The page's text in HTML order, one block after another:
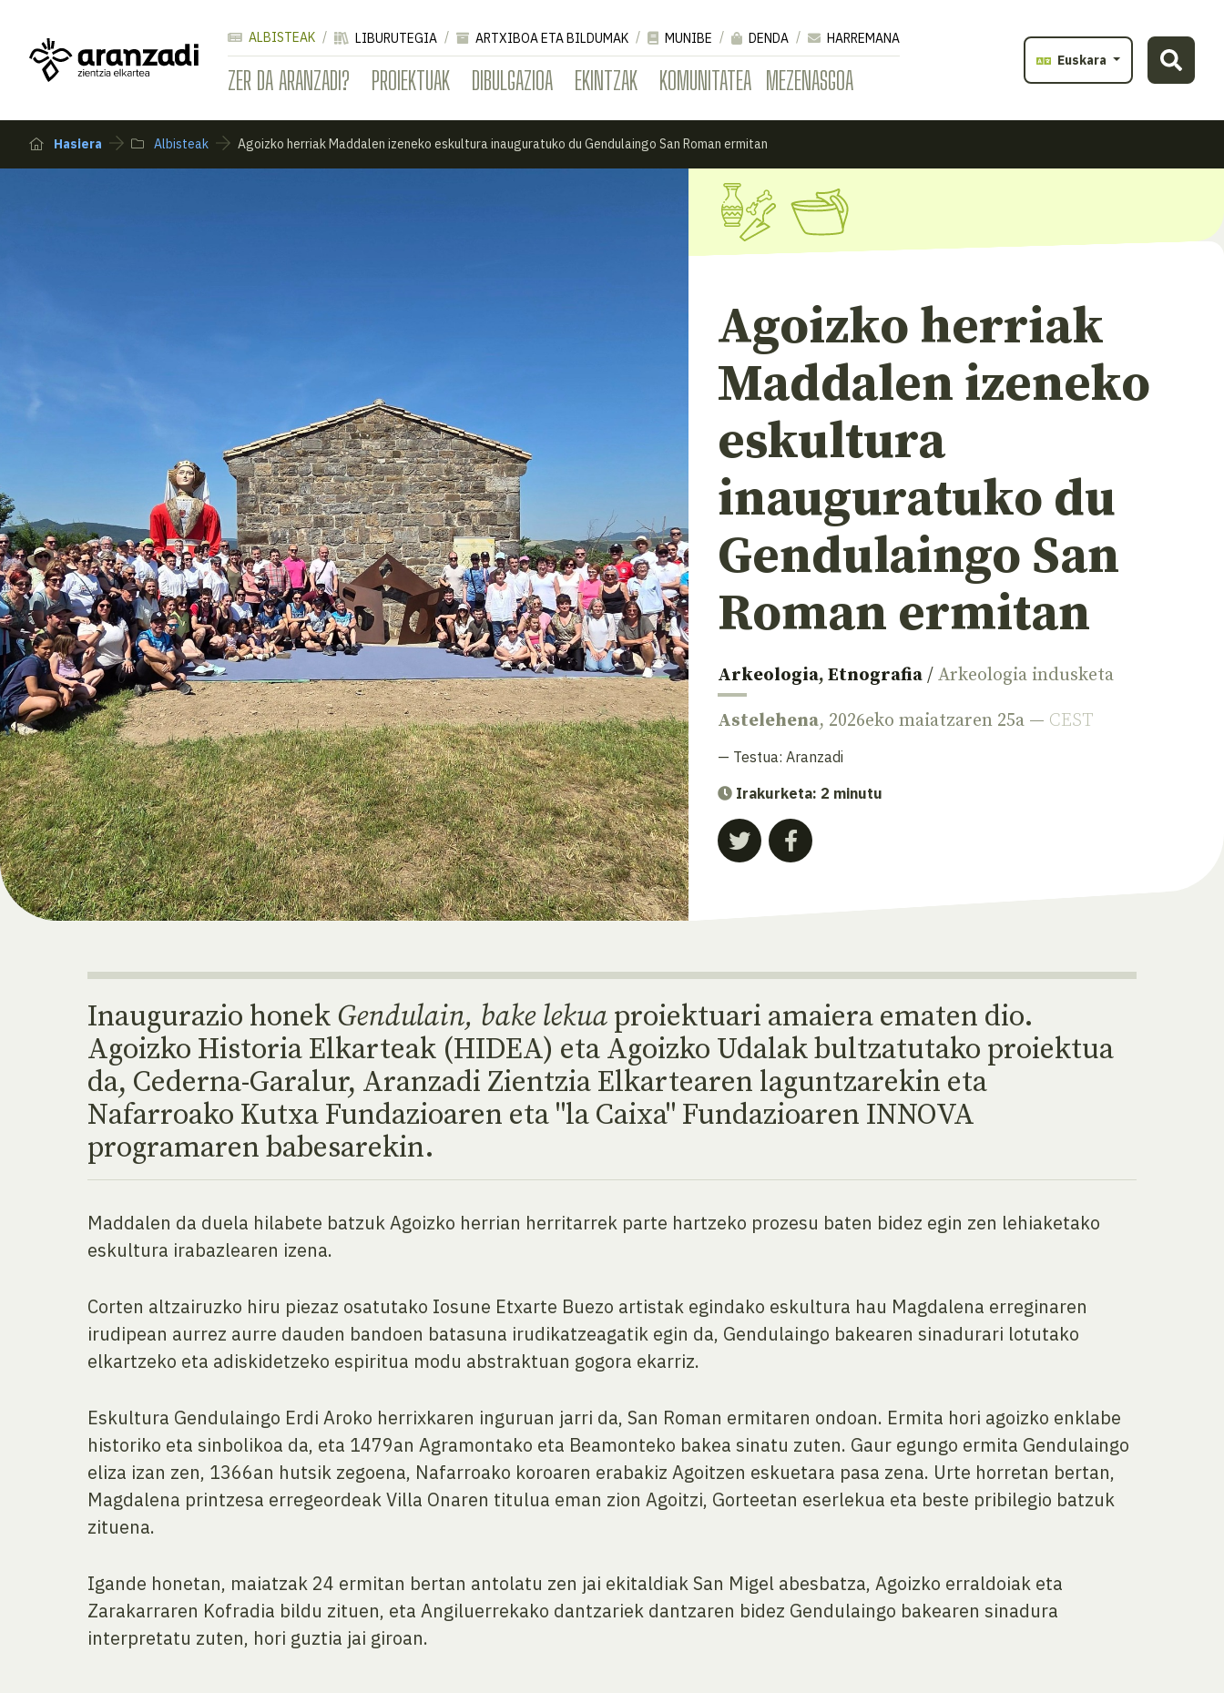
ZER DA ARANZADI? PROIEKTUAK DIBULGAZIOA EKINTZAK KOMUNITATEA MEZENASGOA
ALBISTEAK LIBURUTEGIA ARTXIBOA ETA BILDUMAK MUNIBE DENDA
HARREMANA
Euskara
Hasiera Albisteak Agoizko herriak Maddalen izeneko eskultura inauguratuko du Gendulaingo San Roman ermitan
Agoizko herriak
Maddalen izeneko
eskultura
inauguratuko du
Gendulaingo San
Roman ermitan
Arkeologia, Etnografia / Arkeologia indusketa
Astelehena, 2026eko maiatzaren 25a — CEST
— Testua: Aranzadi
Irakurketa: 2 minutu
Inaugurazio honek Gendulain, bake lekua proiektuari amaiera ematen dio.
Agoizko Historia Elkarteak (HIDEA) eta Agoizko Udalak bultzatutako proiektua
da, Cederna-Garalur, Aranzadi Zientzia Elkartearen laguntzarekin eta
Nafarroako Kutxa Fundazioaren eta "la Caixa" Fundazioaren INNOVA
programaren babesarekin.
Maddalen da duela hilabete batzuk Agoizko herrian herritarrek parte hartzeko prozesu baten bidez egin zen lehiaketako
eskultura irabazlearen izena.
Corten altzairuzko hiru piezaz osatutako Iosune Etxarte Buezo artistak egindako eskultura hau Magdalena erreginaren
irudipean aurrez aurre dauden bandoen batasuna irudikatzeagatik egin da, Gendulaingo bakearen sinadurari lotutako
elkartzeko eta adiskidetzeko espiritua modu abstraktuan gogora ekarriz.
Eskultura Gendulaingo Erdi Aroko herrixkaren inguruan jarri da, San Roman ermitaren ondoan. Ermita hori agoizko enklabe
historiko eta sinbolikoa da, eta 1479an Agramontako eta Beamonteko bakea sinatu zuten. Gaur egungo ermita Gendulaingo
eliza izan zen, 1366an hutsik zegoena, Nafarroako koroaren erabakiz Agoitzen eskuetara pasa zena. Urte horretan bertan,
Magdalena printzesa erregeordeak Villa Onaren titulua eman zion Agoitzi, Gorteetan eserlekua eta beste pribilegio batzuk
zituena.
Igande honetan, maiatzak 24 ermitan bertan antolatu zen jai ekitaldiak San Migel abesbatza, Agoizko erraldoiak eta
Zarakarraren Kofradia bildu zituen, eta Angiluerrekako dantzariek dantzaren bidez Gendulaingo bakearen sinadura
interpretatu zuten, hori guztia jai giroan.